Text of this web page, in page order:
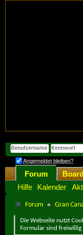
Angemeldet bleiben?
Forum
Hilfe
Kalender
Forum Gran
Die Webseite nutzt
Formular sind freiwillig